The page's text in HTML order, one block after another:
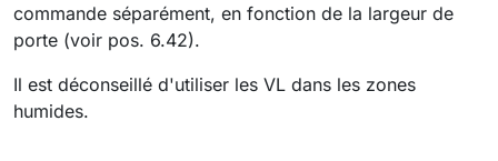
commande séparément, en fonction de la largeur de
porte (voir pos. 6.42).
Il est déconseillé d'utiliser les VL dans les zones
humides.